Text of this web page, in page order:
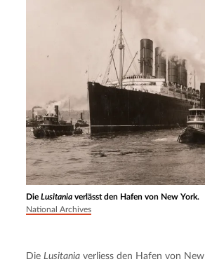
DieLusitania verlässt den Hafen von New York.
National Archives
Die Lusitania verliess den Hafen von